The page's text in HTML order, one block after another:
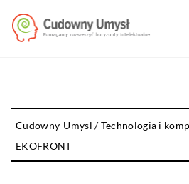
Cudowny-Umysl /Technologia i
EKOFRONT